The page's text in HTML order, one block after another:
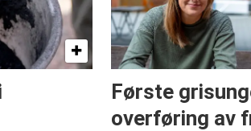
Første
overføring av